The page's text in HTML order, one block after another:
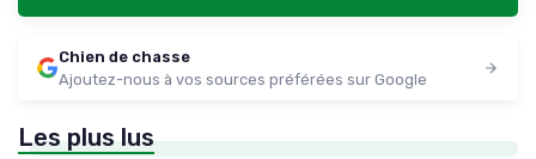
Chien de chasse
Ajoutez-nous à vos sources préférées sur Google
Les plus lus